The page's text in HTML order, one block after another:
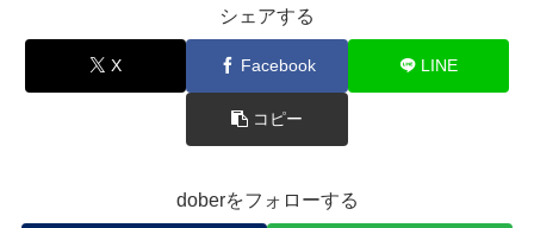
シェアする
X Facebook LINE
コピー
doberをフォローする